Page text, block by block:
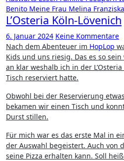
Benito Meine Frau Melina Franziska
L’Osteria Köln-Lövenich
6. Januar 2024 Keine Kommentare
Nach dem Abenteuer im HopLop
Kids und uns riesig. Das es so
an klar weshalb ich in der
Tisch reserviert hatte.
Obwohl bei der Reservierung
bekamen wir einen Tisch und
Durst stillen.
Für mich war es das erste Mal in
der Auswahl begeistert. Auch von
seine Pizza erhalten kann. Soll